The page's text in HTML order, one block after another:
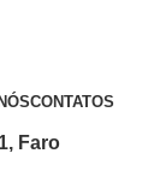
CONTATOS
Faro